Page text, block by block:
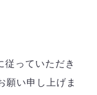
従っていただき
願い申し上げま